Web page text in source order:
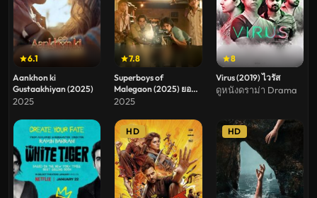
6.1
Aankhon ki
Gustaakhiyan (2025)
2025
7.8
Superboys of
Malegaon (2025) ยอด
มนุษย์แห่งมาเลเกา
2025
8
Virus (2019) ไวรัส
ดูหนังดราม่า Drama
HD HD